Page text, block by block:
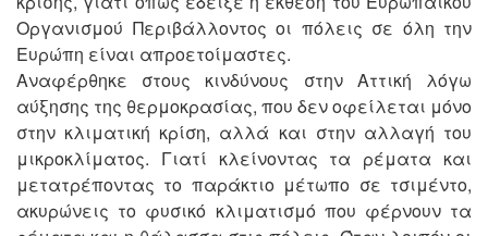
Οργανισμού Περιβάλλοντος οι πόλεις σε όλη την
Ευρώπη είναι απροετοίμαστες.
Αναφέρθηκε στους κινδύνους στην Αττική λόγω
αύξησης της θερμοκρασίας, που δεν οφείλεται μόνο
στην κλιματική κρίση, αλλά και στην αλλαγή του
μικροκλίματος. Γιατί κλείνοντας τα ρέματα και
μετατρέποντας το παράκτιο μέτωπο σε τσιμέντο,
ακυρώνεις το φυσικό κλιματισμό που φέρνουν τα